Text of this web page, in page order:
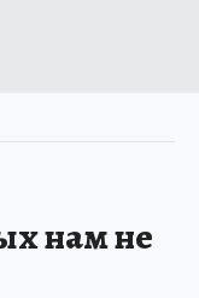
нам не